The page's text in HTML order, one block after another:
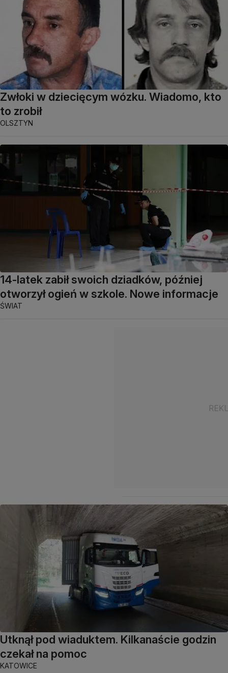
Zwłoki w dziecięcym wózku. Wiadomo, kto
to zrobił
OLSZTYN
14-latek zabił swoich dziadków, później
otworzył ogień w szkole. Nowe informacje
ŚWIAT
Utknął pod wiaduktem. Kilkanaście godzin
czekał na pomoc
KATOWICE